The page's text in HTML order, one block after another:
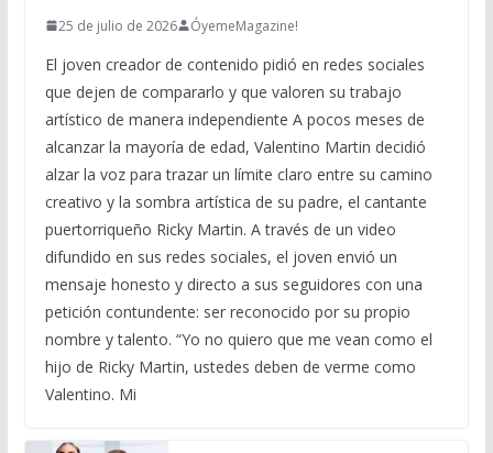
25 de julio de 2026 ÓyemeMagazine!
El joven creador de contenido pidió en redes sociales
que dejen de compararlo y que valoren su trabajo
artístico de manera independiente A pocos meses de
alcanzar la mayoría de edad, Valentino Martin decidió
alzar la voz para trazar un límite claro entre su camino
creativo y la sombra artística de su padre, el cantante
puertorriqueño Ricky Martin. A través de un video
difundido en sus redes sociales, el joven envió un
mensaje honesto y directo a sus seguidores con una
petición contundente: ser reconocido por su propio
nombre y talento. “Yo no quiero que me vean como el
hijo de Ricky Martin, ustedes deben de verme como
Valentino. Mi